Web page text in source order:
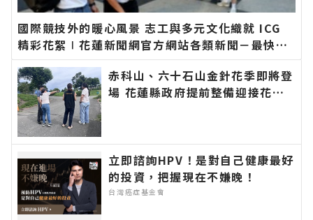
國際競技外的暖心風景 志工與多元文化織就 ICG
精彩花絮∣花蓮新聞網官方網站各類新聞－最快速
的今日新聞報導 最新的在地資訊！
赤科山、六十石山金針花季即將登
場 花蓮縣政府提前整備迎接花季
報導 最新的在地資訊！
立即諮詢HPV！是對自己健康最好
的投資，把握現在不嫌晚！
台灣癌症基金會